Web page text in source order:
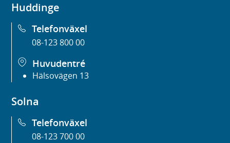
Huddinge
Telefonväxel
08-123 800 00
Huvudentré
Hälsovägen 13
Solna
Telefonväxel
08-123 700 00